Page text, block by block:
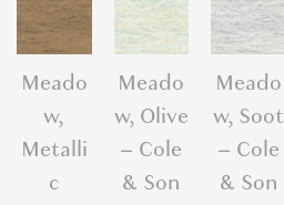
Meado
w,
Metalli
c
Meado
w, Olive
– Cole
& Son
Meado
w, Soot
– Cole
& Son